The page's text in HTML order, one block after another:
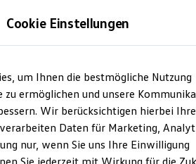
97 Bewertungen
Cookie Einstellungen
um Ihnen die bestmögliche Nutzung
zu ermöglichen und unsere
Wir berücksichtigen hierbei Ihre
Daten für Marketing,
nur, wenn Sie uns Ihre Einwilligung
Sie jederzeit mit Wirkung für die